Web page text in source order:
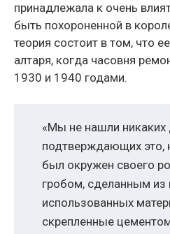
принадлежала к очень
быть похороненной в
теория состоит в том, что
алтаря, когда часовня
1930 и 1940 годами.
«Мы не нашли никаких
подтверждающих это,
был окружен своего
гробом, сделанным из
использованных
скрепленные